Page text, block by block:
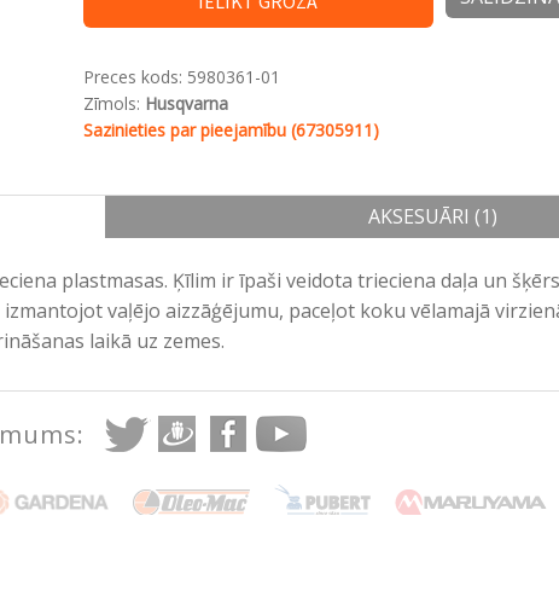
Preces kods: 5980361-01
Zīmols: Husqvarna
Sazinieties par pieejamību (67305911)
AKSESUĀRI (1)
plastmasas. Ķīlim ir īpaši veidota trieciena daļa un
vaļējo aizzāģējumu, paceļot koku vēlamajā
laikā uz zemes.